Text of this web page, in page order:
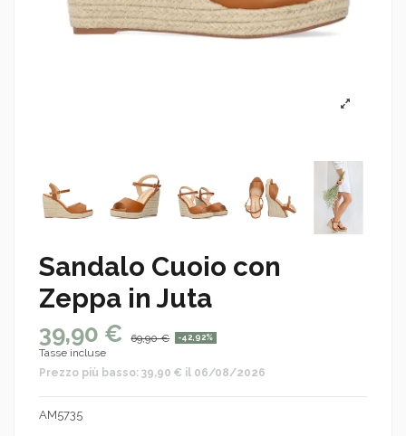
Sandalo Cuoio con
Zeppa in Juta
39,90 € 69,90 € -42,92%
Tasse incluse
Prezzo più basso: 39,90 € il 06/08/2026
AM5735